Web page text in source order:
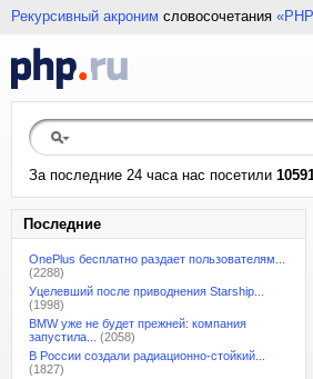
Рекурсивный акроним словосочетания
За последние 24 часа нас посетили
Последние
OnePlus бесплатно раздает пользователям...
(2288)
Уцелевший после приводнения Starship...
(1998)
BMW уже не будет прежней: компания
запустила...
(2058)
В России создали радиационно-стойкий...
(1827)